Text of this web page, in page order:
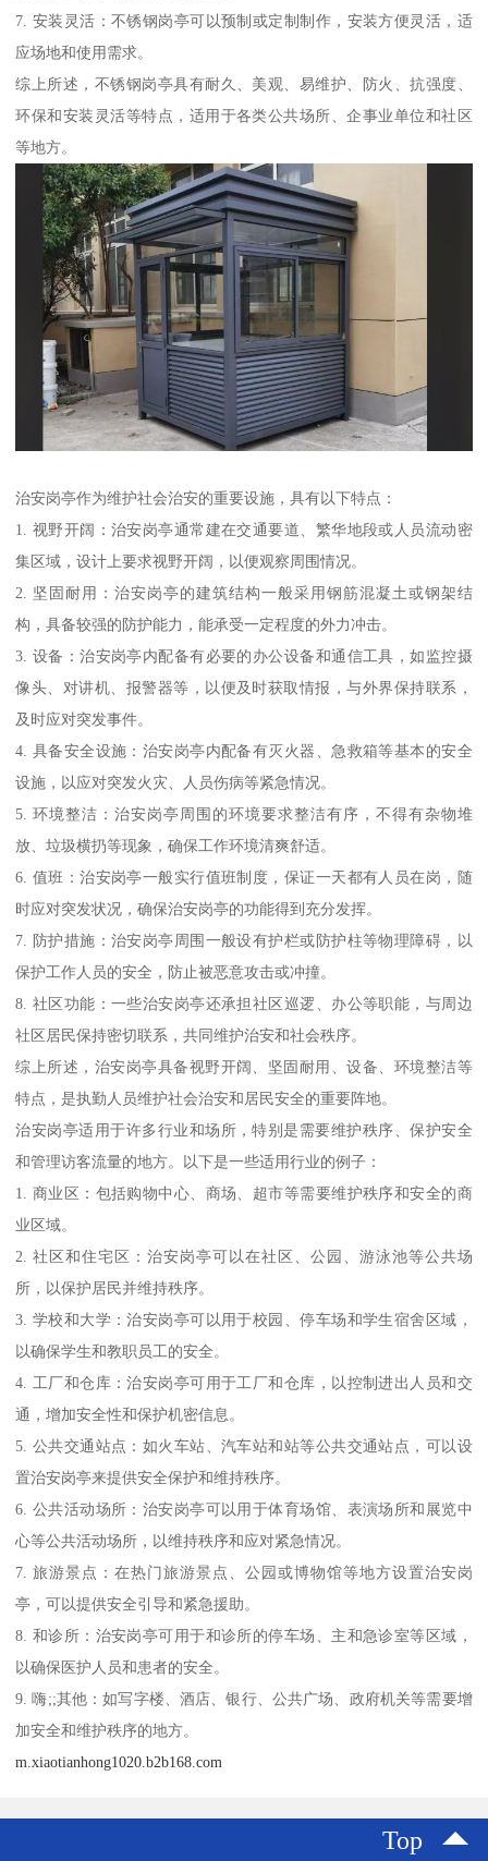
7. 安装灵活：不锈钢岗亭可以预制或定制制作，安装方便灵活，适
应场地和使用需求。
综上所述，不锈钢岗亭具有耐久、美观、易维护、防火、抗强度、
环保和安装灵活等特点，适用于各类公共场所、企事业单位和社区
等地方。
治安岗亭作为维护社会治安的重要设施，具有以下特点：
1. 视野开阔：治安岗亭通常建在交通要道、繁华地段或人员流动密
集区域，设计上要求视野开阔，以便观察周围情况。
2. 坚固耐用：治安岗亭的建筑结构一般采用钢筋混凝土或钢架结
构，具备较强的防护能力，能承受一定程度的外力冲击。
3. 设备：治安岗亭内配备有必要的办公设备和通信工具，如监控摄
像头、对讲机、报警器等，以便及时获取情报，与外界保持联系，
及时应对突发事件。
4. 具备安全设施：治安岗亭内配备有灭火器、急救箱等基本的安全
设施，以应对突发火灾、人员伤病等紧急情况。
5. 环境整洁：治安岗亭周围的环境要求整洁有序，不得有杂物堆
放、垃圾横扔等现象，确保工作环境清爽舒适。
6. 值班：治安岗亭一般实行值班制度，保证一天都有人员在岗，随
时应对突发状况，确保治安岗亭的功能得到充分发挥。
7. 防护措施：治安岗亭周围一般设有护栏或防护柱等物理障碍，以
保护工作人员的安全，防止被恶意攻击或冲撞。
8. 社区功能：一些治安岗亭还承担社区巡逻、办公等职能，与周边
社区居民保持密切联系，共同维护治安和社会秩序。
综上所述，治安岗亭具备视野开阔、坚固耐用、设备、环境整洁等
特点，是执勤人员维护社会治安和居民安全的重要阵地。
治安岗亭适用于许多行业和场所，特别是需要维护秩序、保护安全
和管理访客流量的地方。以下是一些适用行业的例子：
1. 商业区：包括购物中心、商场、超市等需要维护秩序和安全的商
业区域。
2. 社区和住宅区：治安岗亭可以在社区、公园、游泳池等公共场
所，以保护居民并维持秩序。
3. 学校和大学：治安岗亭可以用于校园、停车场和学生宿舍区域，
以确保学生和教职员工的安全。
4. 工厂和仓库：治安岗亭可用于工厂和仓库，以控制进出人员和交
通，增加安全性和保护机密信息。
5. 公共交通站点：如火车站、汽车站和站等公共交通站点，可以设
置治安岗亭来提供安全保护和维持秩序。
6. 公共活动场所：治安岗亭可以用于体育场馆、表演场所和展览中
心等公共活动场所，以维持秩序和应对紧急情况。
7. 旅游景点：在热门旅游景点、公园或博物馆等地方设置治安岗
亭，可以提供安全引导和紧急援助。
8. 和诊所：治安岗亭可用于和诊所的停车场、主和急诊室等区域，
以确保医护人员和患者的安全。
9. 嗨;;其他：如写字楼、酒店、银行、公共广场、政府机关等需要增
加安全和维护秩序的地方。
m.xiaotianhong1020.b2b168.com
Top